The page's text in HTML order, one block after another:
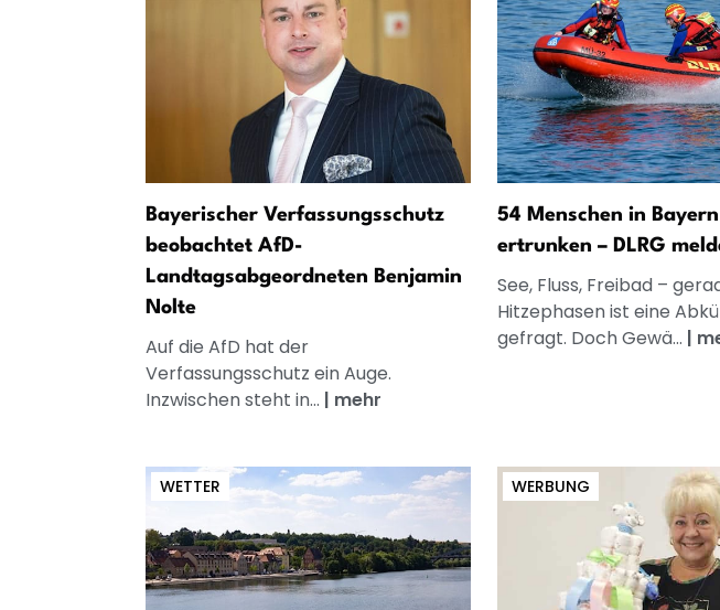
Bayerischer Verfassungsschutz
beobachtet AfD-
Landtagsabgeordneten Benjamin
Nolte
Auf die AfD hat der
Verfassungsschutz ein Auge.
Inzwischen steht in... | mehr
54 Menschen in
ertrunken – DLRG
See, Fluss, Freibad –
Hitzephasen ist eine
gefragt. Doch Gewä... |
WETTER WERBUNG